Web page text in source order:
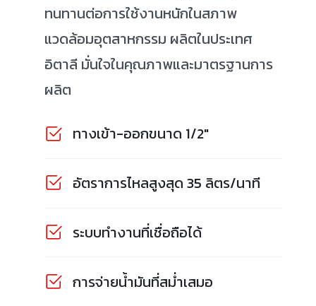
ทนทานต่อการใช้งานหนักในสภาพ
แวดล้อมอุตสาหกรรม ผลิตในประเทศ
อิตาลี มั่นใจในคุณภาพและมาตรฐานการ
ผลิต
ทางเข้า-ออกขนาด 1/2"
อัตราการไหลสูงสุด 35 ลิตร/นาที
ระบบทำงานที่เชื่อถือได้
การจ่ายน้ำมันที่สม่ำเสมอ